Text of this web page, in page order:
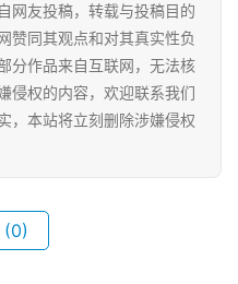
网友投稿，转载与投稿目的
赞同其观点和对其真实性负
分作品来自互联网，无法核
侵权的内容，欢迎联系我们
，本站将立刻删除涉嫌侵权
(0)